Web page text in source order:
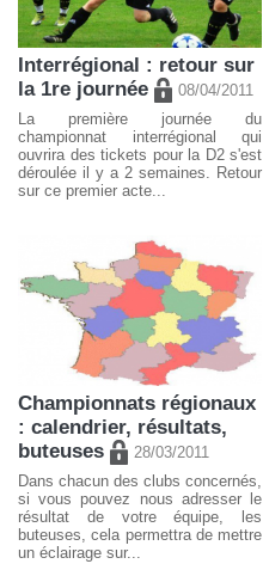
Interrégional : retour sur
la 1re journée
08/04/2011
La première journée du
championnat interrégional qui
ouvrira des tickets pour la D2 s'est
déroulée il y a 2 semaines. Retour
sur ce premier acte...
Championnats régionaux
: calendrier, résultats,
buteuses
28/03/2011
Dans chacun des clubs concernés,
si vous pouvez nous adresser le
résultat de votre équipe, les
buteuses, cela permettra de mettre
un éclairage sur...